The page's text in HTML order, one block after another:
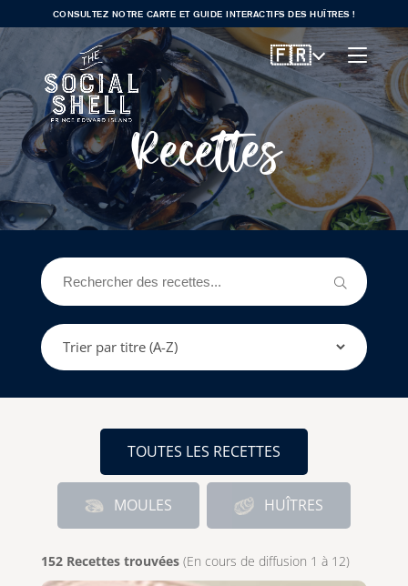
CONSULTEZ NOTRE CARTE ET GUIDE INTERACTIFS DES HUÎTRES !
🇫🇷
Recettes
TOUTES LES RECETTES
MOULES HUÎTRES
152Recettes trouvées(En cours de diffusion 1 à 12)